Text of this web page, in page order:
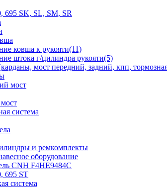
695 SK, SL, SM, SR
ковша к рукояти(11)
штока г/цилиндра рукояти(5)
мост передний, задний, кпп,
мост
система
и ремкомплекты
оборудование
CNH F4HE9484C
695 ST
система